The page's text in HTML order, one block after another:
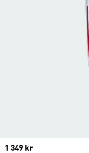
Price
1 349 kr